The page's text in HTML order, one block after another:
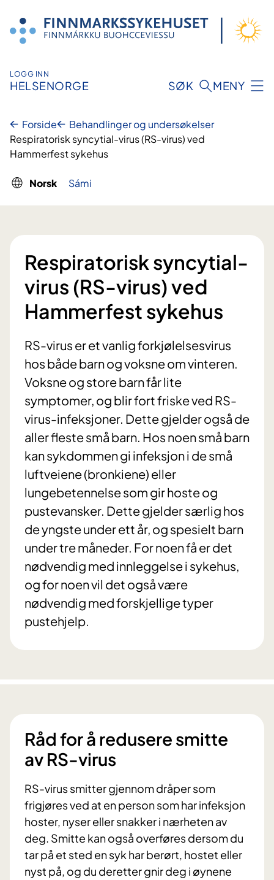
innhold
LOGG INN
HELSENORGE SØK MENY
Forside
Behandlinger og undersøkelser
Respiratorisk syncytial-virus (RS-virus) ved
Hammerfest sykehus
Norsk Sámi
Respiratorisk syncytial-
virus (RS-virus) ved
Hammerfest sykehus
RS-virus er et vanlig forkjølelsesvirus
hos både barn og voksne om vinteren.
Voksne og store barn får lite
symptomer, og blir fort friske ved RS-
virus-infeksjoner. Dette gjelder også de
aller fleste små barn. Hos noen små barn
kan sykdommen gi infeksjon i de små
luftveiene (bronkiene) eller
lungebetennelse som gir hoste og
pustevansker. Dette gjelder særlig hos
de yngste under ett år, og spesielt barn
under tre måneder. For noen få er det
nødvendig med innleggelse i sykehus,
og for noen vil det også være
nødvendig med forskjellige typer
pustehjelp.
Råd for å redusere smitte
av RS-virus
RS-virus smitter gjennom dråper som
frigjøres ved at en person som har infeksjon
hoster, nyser eller snakker i nærheten av
deg. Smitte kan også overføres dersom du
tar på et sted en syk har berørt, hostet eller
nyst på, og du deretter gnir deg i øynene